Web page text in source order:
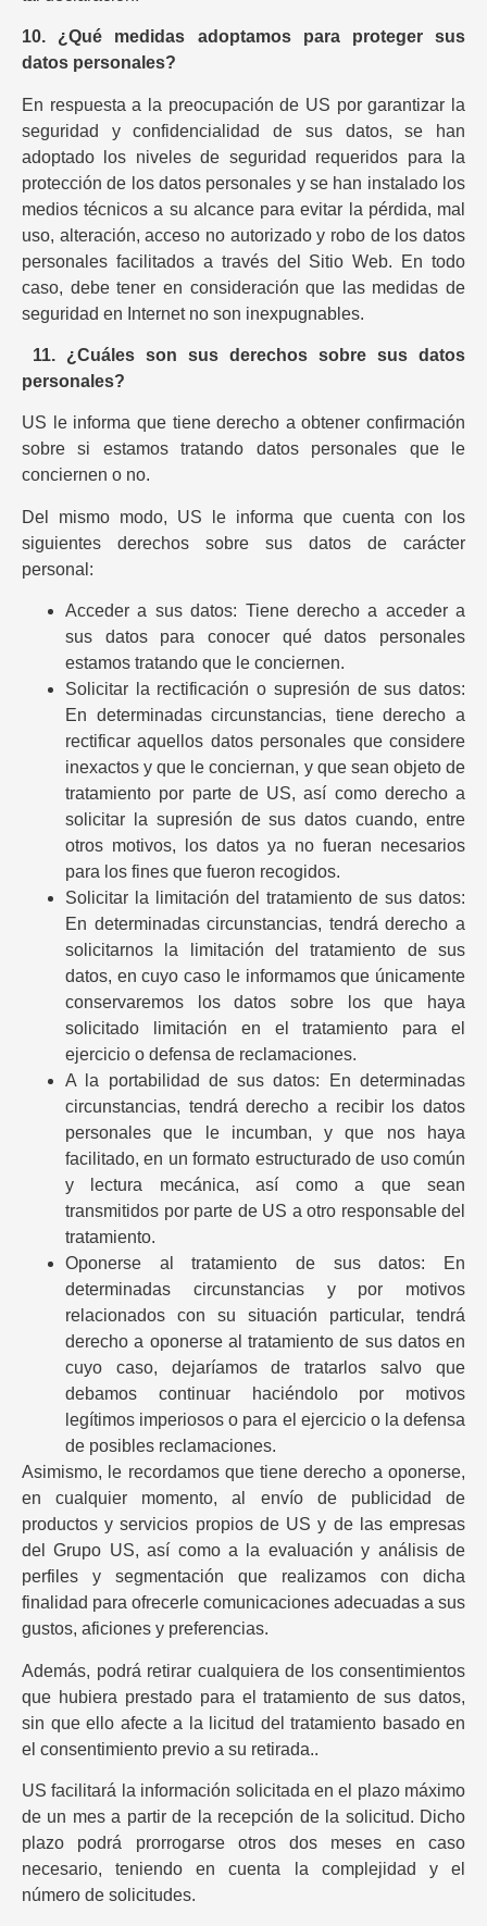
10. ¿Qué medidas adoptamos para proteger sus
datos personales?
En respuesta a la preocupación de US por garantizar la
seguridad y confidencialidad de sus datos, se han
adoptado los niveles de seguridad requeridos para la
protección de los datos personales y se han instalado los
medios técnicos a su alcance para evitar la pérdida, mal
uso, alteración, acceso no autorizado y robo de los datos
personales facilitados a través del Sitio Web. En todo
caso, debe tener en consideración que las medidas de
seguridad en Internet no son inexpugnables.
11. ¿Cuáles son sus derechos sobre sus datos
personales?
US le informa que tiene derecho a obtener confirmación
sobre si estamos tratando datos personales que le
conciernen o no.
Del mismo modo, US le informa que cuenta con los
siguientes derechos sobre sus datos de carácter
personal:
Acceder a sus datos: Tiene derecho a acceder a
sus datos para conocer qué datos personales
estamos tratando que le conciernen.
Solicitar la rectificación o supresión de sus datos:
En determinadas circunstancias, tiene derecho a
rectificar aquellos datos personales que considere
inexactos y que le conciernan, y que sean objeto de
tratamiento por parte de US, así como derecho a
solicitar la supresión de sus datos cuando, entre
otros motivos, los datos ya no fueran necesarios
para los fines que fueron recogidos.
Solicitar la limitación del tratamiento de sus datos:
En determinadas circunstancias, tendrá derecho a
solicitarnos la limitación del tratamiento de sus
datos, en cuyo caso le informamos que únicamente
conservaremos los datos sobre los que haya
solicitado limitación en el tratamiento para el
ejercicio o defensa de reclamaciones.
A la portabilidad de sus datos: En determinadas
circunstancias, tendrá derecho a recibir los datos
personales que le incumban, y que nos haya
facilitado, en un formato estructurado de uso común
y lectura mecánica, así como a que sean
transmitidos por parte de US a otro responsable del
tratamiento.
Oponerse al tratamiento de sus datos: En
determinadas circunstancias y por motivos
relacionados con su situación particular, tendrá
derecho a oponerse al tratamiento de sus datos en
cuyo caso, dejaríamos de tratarlos salvo que
debamos continuar haciéndolo por motivos
legítimos imperiosos o para el ejercicio o la defensa
de posibles reclamaciones.
Asimismo, le recordamos que tiene derecho a oponerse,
en cualquier momento, al envío de publicidad de
productos y servicios propios de US y de las empresas
del Grupo US, así como a la evaluación y análisis de
perfiles y segmentación que realizamos con dicha
finalidad para ofrecerle comunicaciones adecuadas a sus
gustos, aficiones y preferencias.
Además, podrá retirar cualquiera de los consentimientos
que hubiera prestado para el tratamiento de sus datos,
sin que ello afecte a la licitud del tratamiento basado en
el consentimiento previo a su retirada..
US facilitará la información solicitada en el plazo máximo
de un mes a partir de la recepción de la solicitud. Dicho
plazo podrá prorrogarse otros dos meses en caso
necesario, teniendo en cuenta la complejidad y el
número de solicitudes.